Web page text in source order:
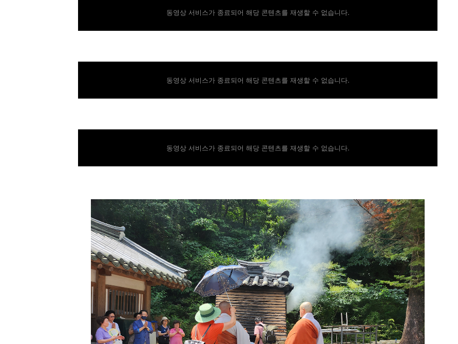
동영상 서비스가 종료되어 해당 콘텐츠를 재생할 수 없습니다.
동영상 서비스가 종료되어 해당 콘텐츠를 재생할 수 없습니다.
동영상 서비스가 종료되어 해당 콘텐츠를 재생할 수 없습니다.